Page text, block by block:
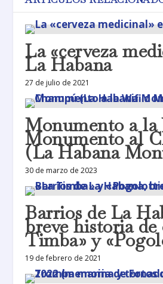
La «cerveza
La Habana
27 de julio de 2021
Monumento a
Monumento al
(La Habana
30 de marzo de 2023
Barrios de La
breve historia de
Timba» y
19 de febrero de 2021